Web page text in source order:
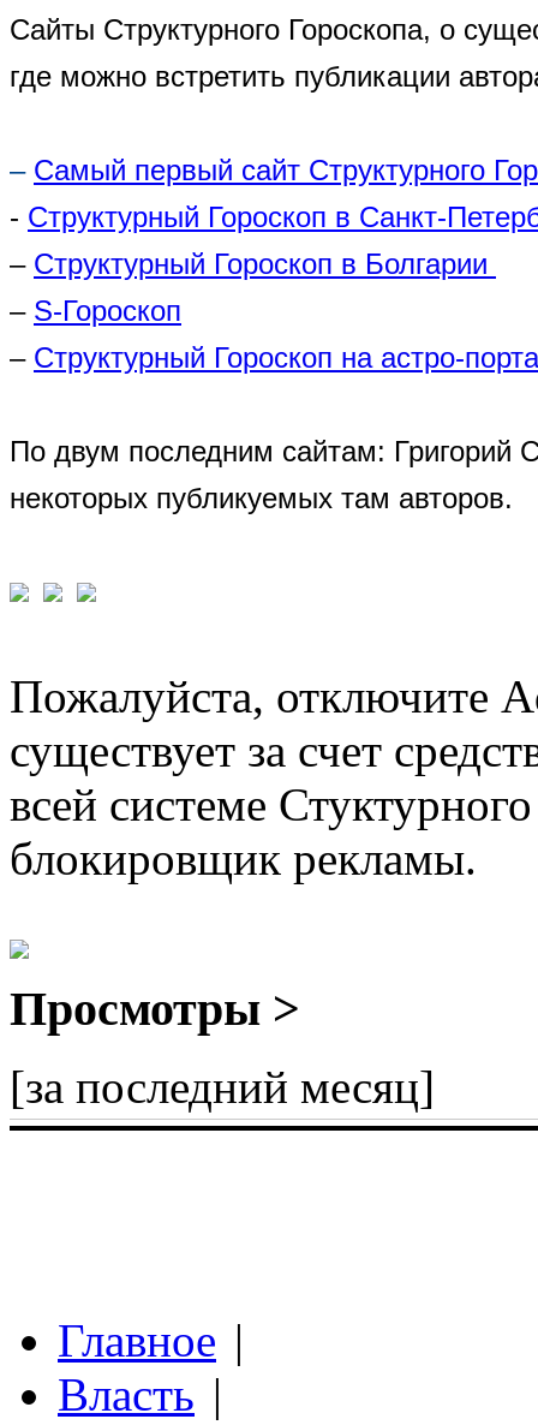
Сайты Структурного Гороскопа, о
где можно встретить публикации
– Самый первый сайт Структурного
- Структурный Гороскоп в Санкт-
– Структурный Гороскоп в Болгарии
– S-Гороскоп
– Структурный Гороскоп на астро-
По двум последним сайтам: Григорий
некоторых публикуемых там авторов.
Пожалуйста, отключите
существует за счет
всей системе
блокировщик рекламы.
Просмотры >
[за последний месяц]
Главное |
Власть |